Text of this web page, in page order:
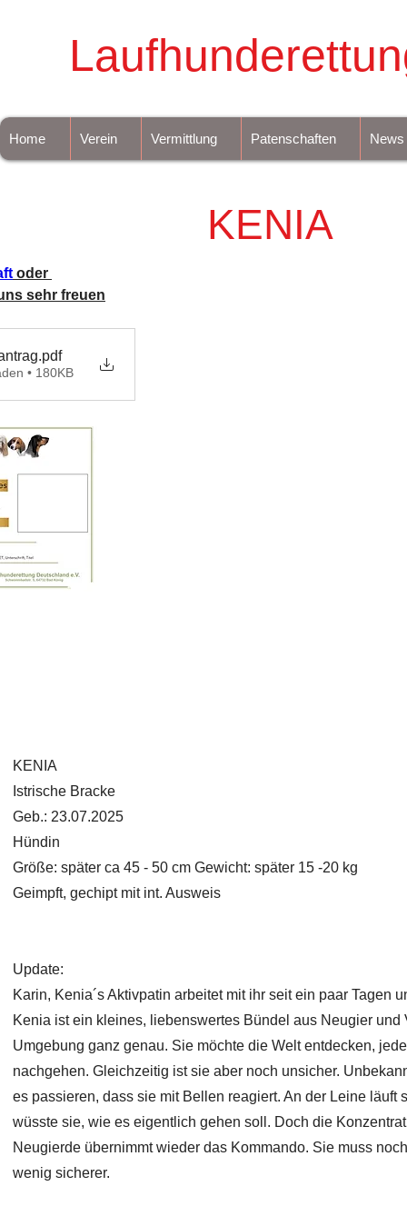
Home Verein Vermittlung Patenschaften News
KENIA
oder
sehr freuen
.pdf
• 180KB
KENIA
Istrische Bracke
Geb.: 23.07.2025
Hündin
Größe: später ca 45 - 50 cm Gewicht: später 15 -20 kg
Geimpft, gechipt mit int. Ausweis
Update:
Karin, Kenia´s Aktivpatin arbeitet mit ihr seit ein paar Tagen
Kenia ist ein kleines, liebenswertes Bündel aus Neugier
Umgebung ganz genau. Sie möchte die Welt entdecken,
nachgehen. Gleichzeitig ist sie aber noch unsicher.
es passieren, dass sie mit Bellen reagiert. An der Leine läuft
wüsste sie, wie es eigentlich gehen soll. Doch die
Neugierde übernimmt wieder das Kommando. Sie muss
wenig sicherer.